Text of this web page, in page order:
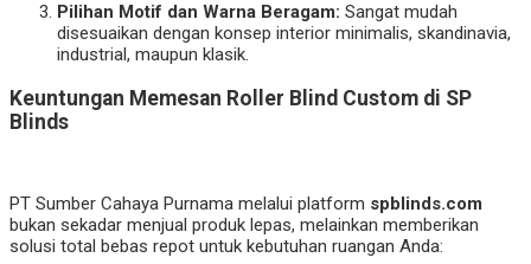
Pilihan Motif dan Warna Beragam: Sangat mudah
disesuaikan dengan konsep interior minimalis, skandinavia,
industrial, maupun klasik.
Keuntungan Memesan Roller Blind Custom di SP
Blinds
PT Sumber Cahaya Purnama melalui platform spblinds.com
bukan sekadar menjual produk lepas, melainkan memberikan
solusi total bebas repot untuk kebutuhan ruangan Anda: